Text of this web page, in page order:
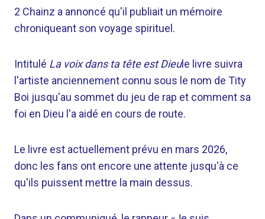
2 Chainz a annoncé qu'il publiait un mémoire
chroniqueant son voyage spirituel.
Intitulé La voix dans ta tête est Dieule livre suivra
l'artiste anciennement connu sous le nom de Tity
Boi jusqu'au sommet du jeu de rap et comment sa
foi en Dieu l'a aidé en cours de route.
Le livre est actuellement prévu en mars 2026,
donc les fans ont encore une attente jusqu'à ce
qu'ils puissent mettre la main dessus.